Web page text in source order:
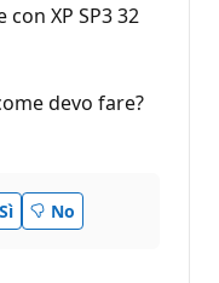
XP SP3 32
devo fare?
Sì No